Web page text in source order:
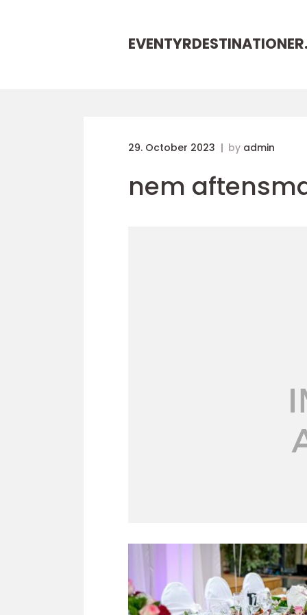
EVENTYRDESTINATIONER.
29. October 2023 by admin
nem